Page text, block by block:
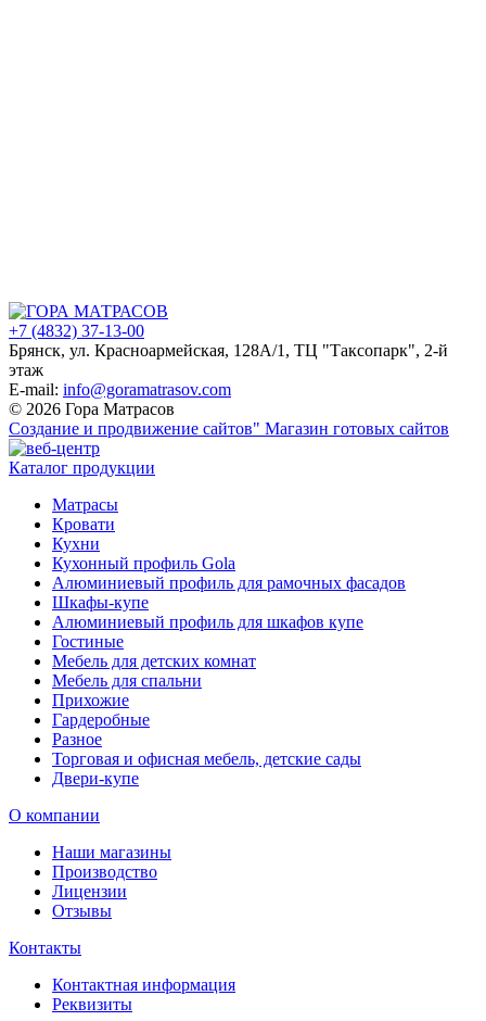
+7 (4832) 37-13-00
Брянск, ул. Красноармейская, 128А/1, ТЦ "Таксопарк", 2-й
этаж
E-mail: info@goramatrasov.com
© 2026 Гора Матрасов
Создание и продвижение сайтов" Магазин готовых сайтов
Каталог продукции
Матрасы
Кровати
Кухни
Кухонный профиль Gola
Алюминиевый профиль для рамочных фасадов
Шкафы-купе
Алюминиевый профиль для шкафов купе
Гостиные
Мебель для детских комнат
Мебель для спальни
Прихожие
Гардеробные
Разное
Торговая и офисная мебель, детские сады
Двери-купе
О компании
Наши магазины
Производство
Лицензии
Отзывы
Контакты
Контактная информация
Реквизиты